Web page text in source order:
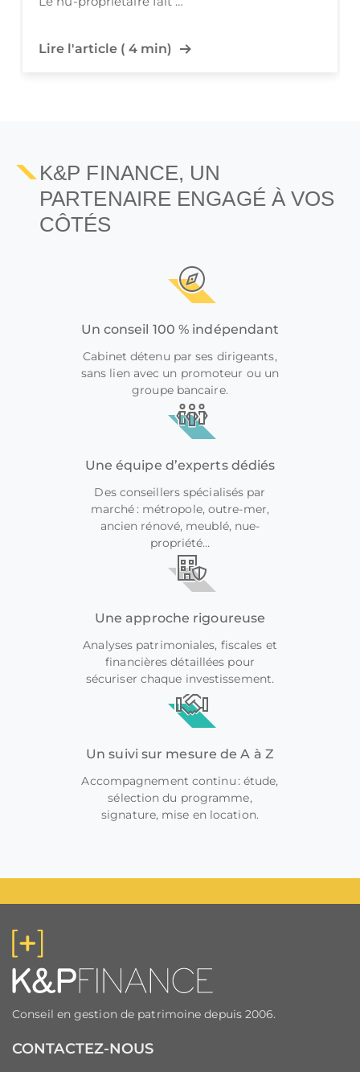
Lire l'article ( 6 min)
K&P FINANCE, UN
PARTENAIRE ENGAGÉ À VOS
CÔTÉS
Un conseil 100 % indépendant
Cabinet détenu par ses dirigeants,
sans lien avec un promoteur ou un
groupe bancaire.
Une équipe d’experts dédiés
Des conseillers spécialisés par
marché : métropole, outre-mer,
ancien rénové, meublé, nue-
propriété…
Une approche rigoureuse
Analyses patrimoniales, fiscales et
financières détaillées pour
sécuriser chaque investissement.
Un suivi sur mesure de A à Z
Accompagnement continu : étude,
sélection du programme,
signature, mise en location.
Conseil en gestion de patrimoine depuis 2006.
CONTACTEZ-NOUS